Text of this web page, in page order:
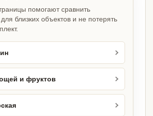
помогают сравнить
близких объектов и не потерять
и фруктов